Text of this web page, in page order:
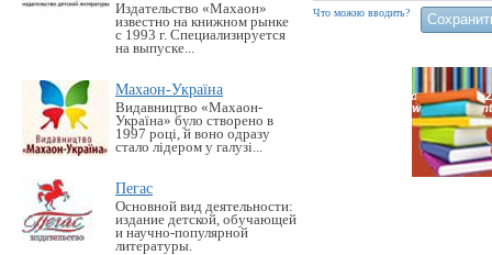
Издательство «Махаон»
известно на книжном рынке
с 1993 г. Специализируется
на выпуске...
Махаон-Україна
Видавництво «Махаон-
Україна» було створено в
1997 році, й воно одразу
стало лідером у галузі...
Пегас
Основной вид деятельности:
издание детской, обучающей
и научно-популярной
литературы.
Что можно вводить?